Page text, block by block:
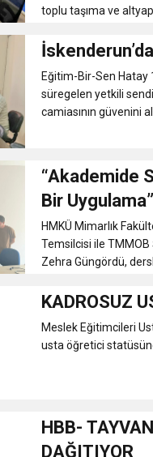
toplu taşıma ve
Eğitim-Bir-Sen Hatay
süregelen yetkili
camiasının güvenini
“Akademide
Bir Uygulama”
HMKÜ Mimarlık
Temsilcisi ile TMMOB
Zehra Güngördü,
KADROSUZ
Meslek Eğitimcileri
usta öğretici
HBB-
DAĞITIYOR